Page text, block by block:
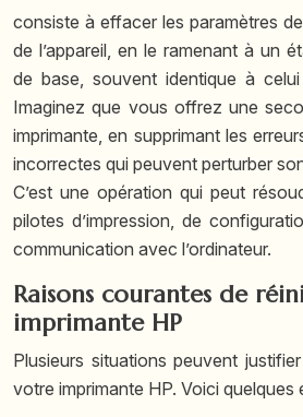
consiste à effacer les paramètres
de l’appareil, en le ramenant à un
de base, souvent identique à
Imaginez que vous offrez une
imprimante, en supprimant les
incorrectes qui peuvent perturber
C’est une opération qui peut
pilotes d’impression, de
communication avec l’ordinateur.
Raisons courantes de
imprimante HP
Plusieurs situations peuvent
votre imprimante HP. Voici quelques